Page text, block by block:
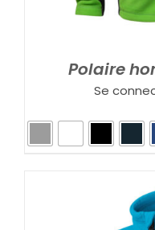
Polaire
Se